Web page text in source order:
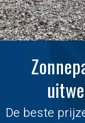
De beste